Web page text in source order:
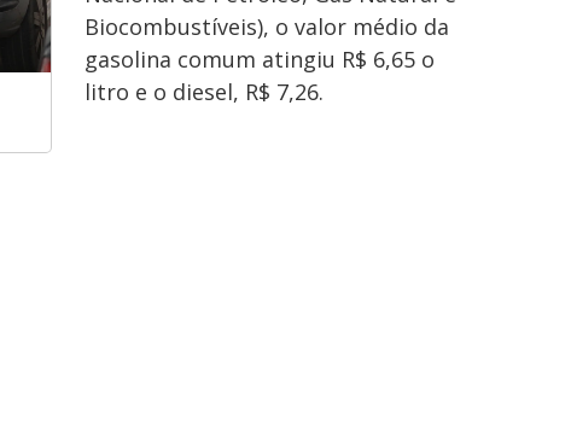
Biocombustíveis), o valor médio da
gasolina comum atingiu R$ 6,65 o
litro e o diesel, R$ 7,26.